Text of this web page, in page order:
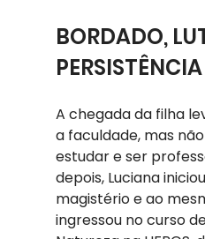
BORDADO,
PERSISTÊNCIA
A chegada da filha
a faculdade, mas
estudar e ser
depois, Luciana
magistério e ao
ingressou no curso